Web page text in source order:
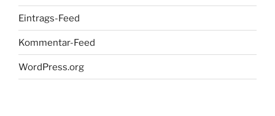
Eintrags-Feed
Kommentar-Feed
WordPress.org